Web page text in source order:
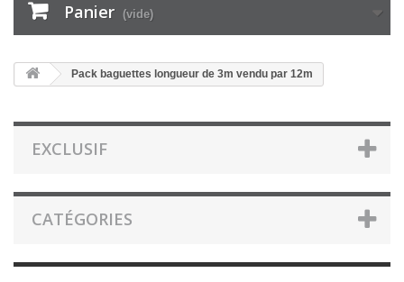
Panier (vide)
Pack baguettes longueur de 3m vendu par 12m
EXCLUSIF
CATÉGORIES